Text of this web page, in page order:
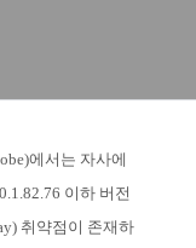
에서는 자사에
이하 버전
취약점이 존재하